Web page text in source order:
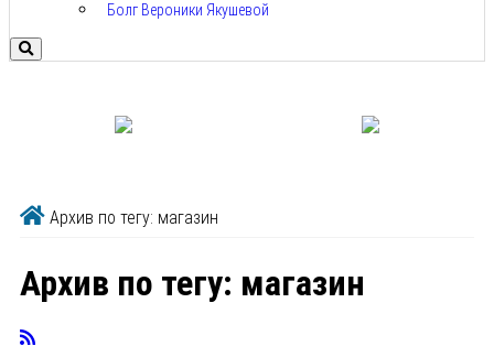
Болг Вероники Якушевой
Архив по тегу: магазин
Архив по тегу: магазин